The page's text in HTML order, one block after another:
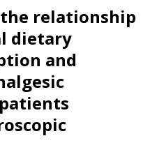
relationship
dietary
and